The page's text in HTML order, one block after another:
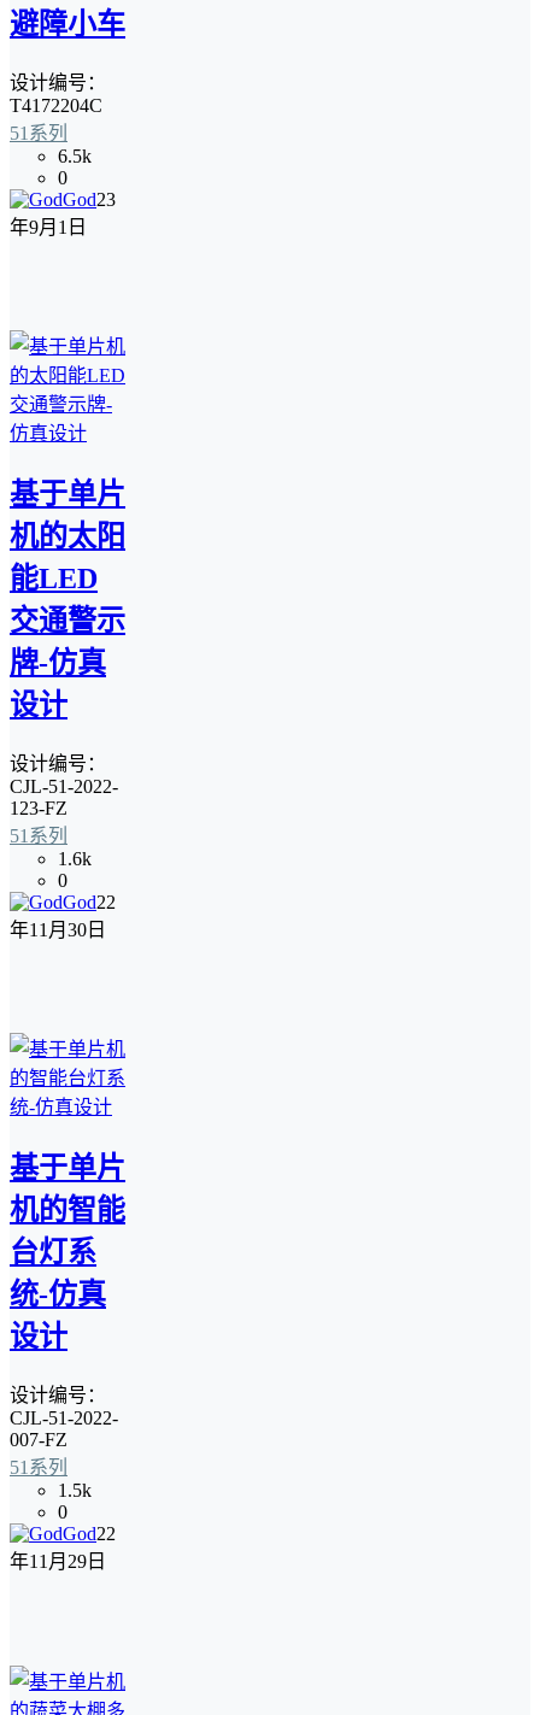
避障小车
设计编号：
T4172204C
51系列
6.5k
0
God23
年9月1日
基于单片
机的太阳
能LED
交通警示
牌-仿真
设计
设计编号：
CJL-51-2022-
123-FZ
51系列
1.6k
0
God22
年11月30日
基于单片
机的智能
台灯系
统-仿真
设计
设计编号：
CJL-51-2022-
007-FZ
51系列
1.5k
0
God22
年11月29日